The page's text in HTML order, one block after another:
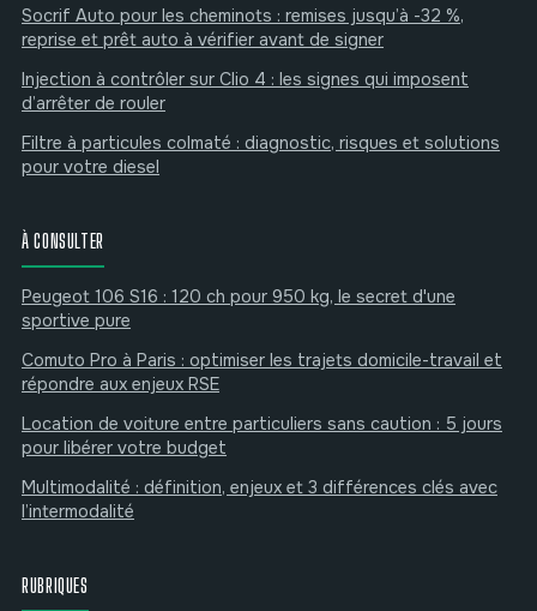
Socrif Auto pour les cheminots : remises jusqu’à -32 %,
reprise et prêt auto à vérifier avant de signer
Injection à contrôler sur Clio 4 : les signes qui imposent
d’arrêter de rouler
Filtre à particules colmaté : diagnostic, risques et solutions
pour votre diesel
À CONSULTER
Peugeot 106 S16 : 120 ch pour 950 kg, le secret d'une
sportive pure
Comuto Pro à Paris : optimiser les trajets domicile-travail et
répondre aux enjeux RSE
Location de voiture entre particuliers sans caution : 5 jours
pour libérer votre budget
Multimodalité : définition, enjeux et 3 différences clés avec
l’intermodalité
RUBRIQUES